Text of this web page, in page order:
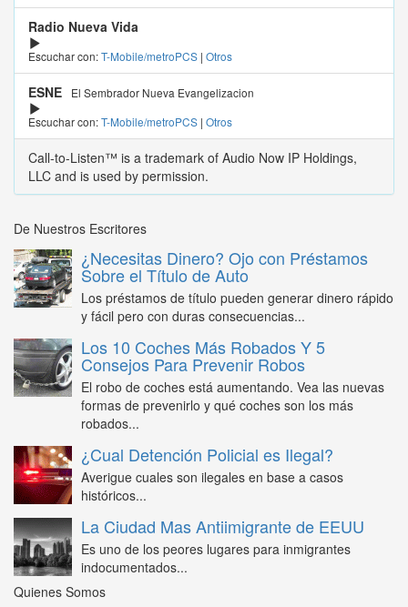
Radio Nueva Vida
Escuchar con:T-Mobile/metroPCS | Otros
ESNE
El Sembrador Nueva Evangelizacion
Escuchar con:T-Mobile/metroPCS | Otros
Call-to-Listen™ is a trademark of Audio Now IP Holdings,
LLC and is used by permission.
De Nuestros Escritores
¿Necesitas Dinero? Ojo con Préstamos
Sobre el Título de Auto
Los préstamos de título pueden generar dinero rápido
y fácil pero con duras consecuencias...
Los 10 Coches Más Robados Y 5
Consejos Para Prevenir Robos
El robo de coches está aumentando. Vea las nuevas
formas de prevenirlo y qué coches son los más
robados...
¿Cual Detención Policial es Ilegal?
Averigue cuales son ilegales en base a casos
históricos...
La Ciudad Mas Antiimigrante de EEUU
Es uno de los peores lugares para inmigrantes
indocumentados...
Quienes Somos